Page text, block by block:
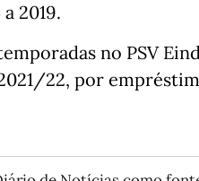
2019.
no PSV
22, por